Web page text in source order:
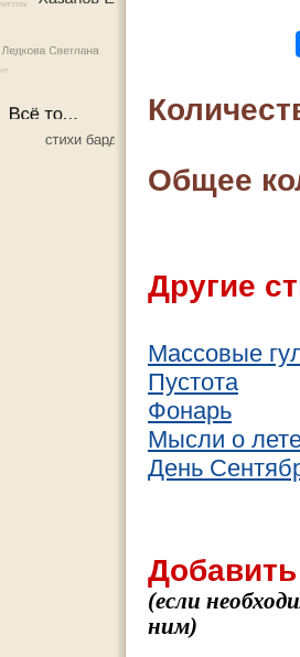
Общее
Другие
Массовые
Пустота
Фонарь
Мысли о
День
(если
ним)